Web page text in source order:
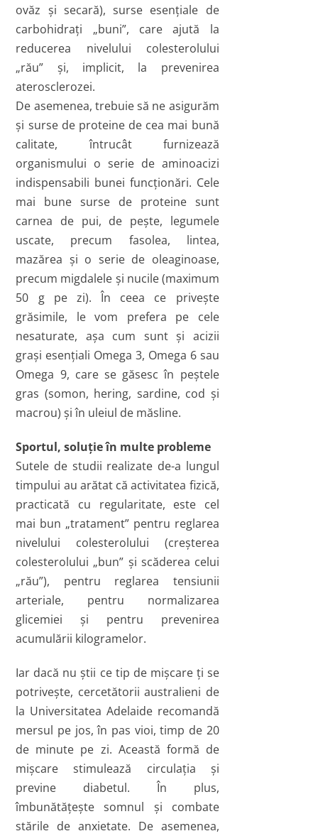
ovăz şi secară), surse esenţiale de
carbohidraţi „buni”, care ajută la
reducerea nivelului colesterolului
„rău” şi, implicit, la prevenirea
aterosclerozei.
De asemenea, trebuie să ne asigurăm
şi surse de proteine de cea mai bună
calitate, întrucât furnizează
organismului o serie de aminoacizi
indispensabili bunei funcţionări. Cele
mai bune surse de proteine sunt
carnea de pui, de peşte, legumele
uscate, precum fasolea, lintea,
mazărea şi o serie de oleaginoase,
precum migdalele şi nucile (maximum
50 g pe zi). În ceea ce priveşte
grăsimile, le vom prefera pe cele
nesaturate, aşa cum sunt şi acizii
graşi esenţiali Omega 3, Omega 6 sau
Omega 9, care se găsesc în peştele
gras (somon, hering, sardine, cod şi
macrou) şi în uleiul de măsline.
Sportul, soluţie în multe probleme
Sutele de studii realizate de-a lungul
timpului au arătat că activitatea fizică,
practicată cu regularitate, este cel
mai bun „tratament” pentru reglarea
nivelului colesterolului (creşterea
colesterolului „bun” şi scăderea celui
„rău”), pentru reglarea tensiunii
arteriale, pentru normalizarea
glicemiei şi pentru prevenirea
acumulării kilogramelor.
Iar dacă nu ştii ce tip de mişcare ţi se
potriveşte, cercetătorii australieni de
la Universitatea Adelaide recomandă
mersul pe jos, în pas vioi, timp de 20
de minute pe zi. Această formă de
mişcare stimulează circulaţia şi
previne diabetul. În plus,
îmbunătăţeşte somnul şi combate
stările de anxietate. De asemenea,